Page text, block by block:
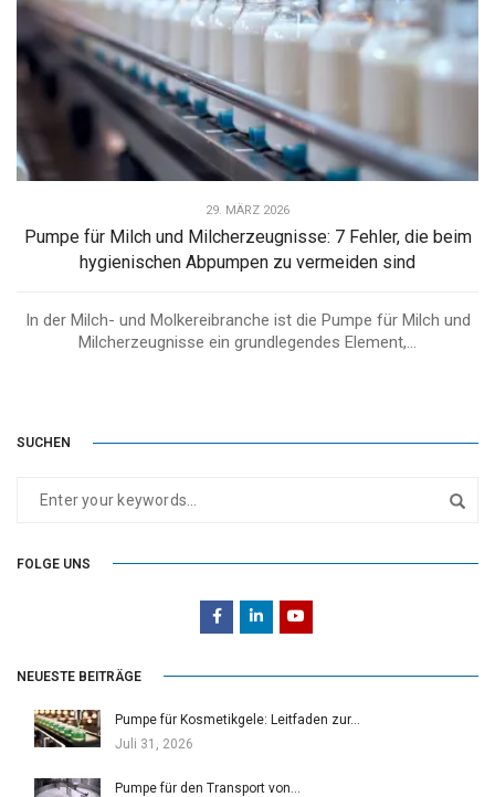
29. MÄRZ 2026
Pumpe für Milch und Milcherzeugnisse: 7 Fehler, die beim
hygienischen Abpumpen zu vermeiden sind
In der Milch- und Molkereibranche ist die Pumpe für Milch und
Milcherzeugnisse ein grundlegendes Element,...
SUCHEN
FOLGE UNS
NEUESTE BEITRÄGE
Pumpe für Kosmetikgele: Leitfaden zur…
Juli 31, 2026
Pumpe für den Transport von…